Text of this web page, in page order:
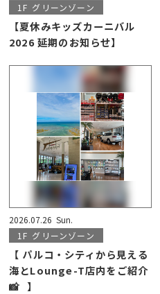
1F グリーンゾーン
【夏休みキッズカーニバル
2026 延期のお知らせ】
2026.07.26 Sun.
1F グリーンゾーン
【 パルコ・シティから見える
海とLounge-T店内をご紹介
📸⠀】